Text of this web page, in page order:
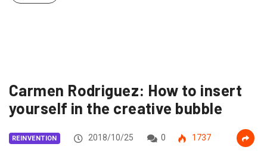
Carmen Rodriguez: How to insert
yourself in the creative bubble
REINVENTION 2018/10/25 0 1737